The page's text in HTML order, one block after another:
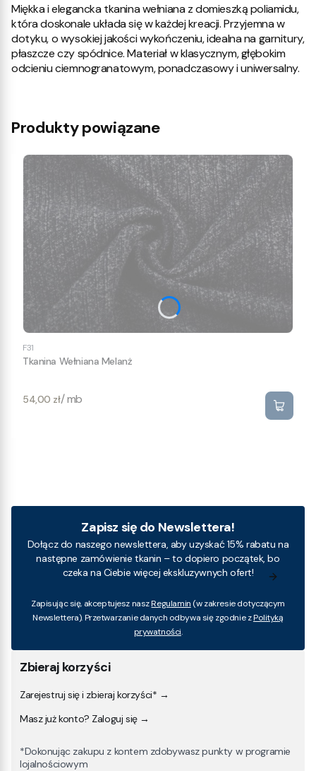
Miękka i elegancka tkanina wełniana z domieszką poliamidu,
która doskonale układa się w każdej kreacji. Przyjemna w
dotyku, o wysokiej jakości wykończeniu, idealna na garnitury,
płaszcze czy spódnice. Materiał w klasycznym, głębokim
odcieniu ciemnogranatowym, ponadczasowy i uniwersalny.
Produkty powiązane
F31
Tkanina Wełniana Melanż
Cena
54,00 zł/ mb
Zbieraj korzyści
Zarejestruj się i zbieraj korzyści* →
Masz już konto? Zaloguj się →
*Dokonując zakupu z kontem zdobywasz punkty w programie
lojalnościowym
Zapisz się do Newslettera!
Dołącz do naszego newslettera, aby uzyskać 15% rabatu na
następne zamówienie tkanin – to dopiero początek, bo
czeka na Ciebie więcej ekskluzywnych ofert!
Zapisując się, akceptujesz naszRegulamin (w zakresie dotyczącym
Newslettera). Przetwarzanie danych odbywa się zgodnie zPolityką
prywatności.